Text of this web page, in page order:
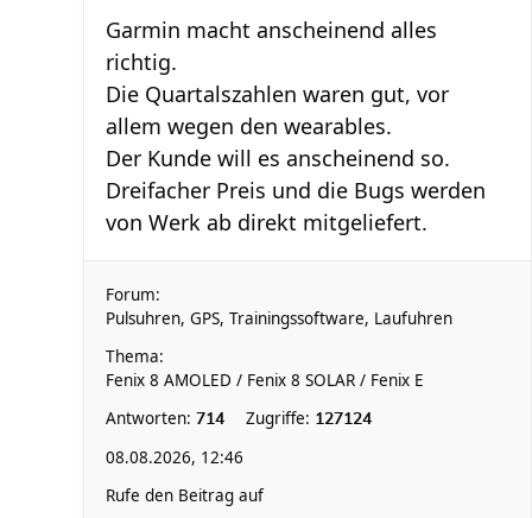
Garmin macht anscheinend alles
richtig.
Die Quartalszahlen waren gut, vor
allem wegen den wearables.
Der Kunde will es anscheinend so.
Dreifacher Preis und die Bugs werden
von Werk ab direkt mitgeliefert.
Forum:
Pulsuhren, GPS, Trainingssoftware, Laufuhren
Thema:
Fenix 8 AMOLED / Fenix 8 SOLAR / Fenix E
Antworten: 714 Zugriffe: 127124
08.08.2026, 12:46
Rufe den Beitrag auf